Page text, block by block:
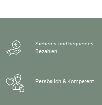
Sicheres und bequemes
Bezahlen
Persönlich & Kompetent